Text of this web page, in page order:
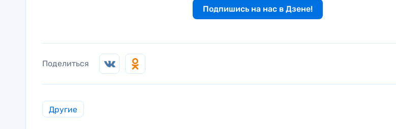
Подпишись на нас в Дзене!
Поделиться
Другие